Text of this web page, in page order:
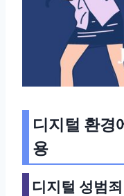
디지털 환경
용
디지털 성범